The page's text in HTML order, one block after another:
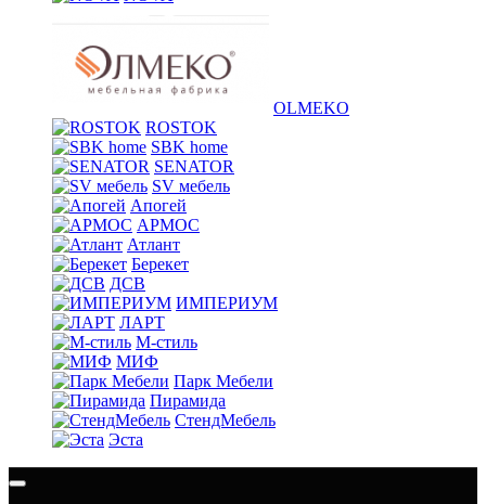
OLMEKO
ROSTOK
SBK home
SENATOR
SV мебель
Апогей
АРМОС
Атлант
Берекет
ДСВ
ИМПЕРИУМ
ЛАРТ
М-стиль
МИФ
Парк Мебели
Пирамида
СтендМебель
Эста